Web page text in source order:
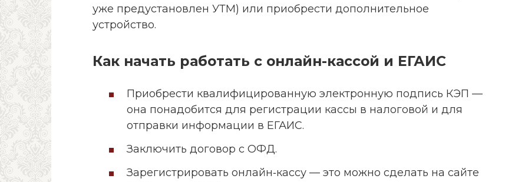
уже предустановлен УТМ) или приобрести дополнительное
устройство.
Как начать работать с онлайн-кассой и ЕГАИС
Приобрести квалифицированную электронную подпись КЭП —
она понадобится для регистрации кассы в налоговой и для
отправки информации в ЕГАИС.
Заключить договор с ОФД.
Зарегистрировать онлайн‑кассу — это можно сделать на сайте